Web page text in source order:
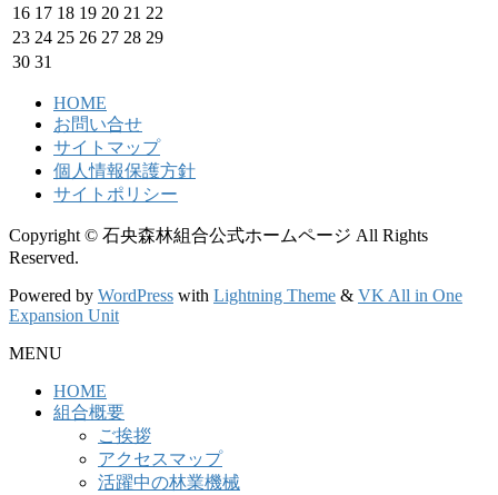
16 17 18 19 20 21 22
23 24 25 26 27 28 29
30 31
HOME
お問い合せ
サイトマップ
個人情報保護方針
サイトポリシー
Copyright © 石央森林組合公式ホームページ All Rights
Reserved.
Powered by WordPress with Lightning Theme & VK All in One
Expansion Unit
MENU
HOME
組合概要
ご挨拶
アクセスマップ
活躍中の林業機械